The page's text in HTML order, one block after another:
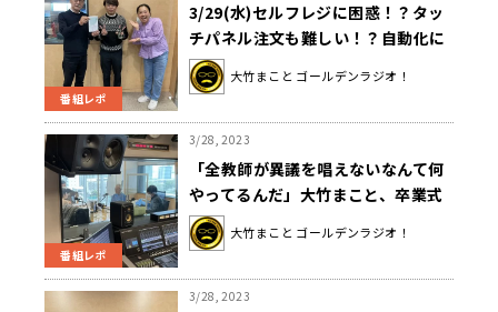
番組レポ
3/29(水)セルフレジに困惑！？タッ
チパネル注文も難しい！？自動化に
戸惑う大竹まことさん＆いとうあさ
こさん
大竹まこと ゴールデンラジオ！
番組レポ
3/28, 2023
「全教師が異議を唱えないなんて何
やってるんだ」大竹まこと、卒業式
で髪形を理由に黒人ルーツ生徒を隔
離した高校に激怒
大竹まこと ゴールデンラジオ！
3/28, 2023